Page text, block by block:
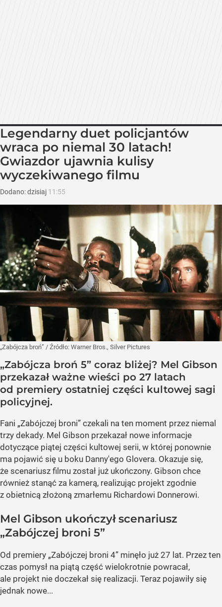
Legendarny duet policjantów
wraca po niemal 30 latach!
Gwiazdor ujawnia kulisy
wyczekiwanego filmu
Dodano:dzisiaj 11:55
„Zabójcza broń” / Źródło: Warner Bros., Silver Pictures
„Zabójcza broń 5” coraz bliżej? Mel Gibson
przekazał ważne wieści po 27 latach
od premiery ostatniej części kultowej sagi
policyjnej.
Fani „Zabójczej broni” czekali na ten moment przez niemal
trzy dekady. Mel Gibson przekazał nowe informacje
dotyczące piątej części kultowej serii, w której ponownie
ma pojawić się u boku Danny'ego Glovera. Okazuje się,
że scenariusz filmu został już ukończony. Gibson chce
również stanąć za kamerą, realizując projekt zgodnie
z obietnicą złożoną zmarłemu Richardowi Donnerowi.
Mel Gibson ukończył scenariusz
„Zabójczej broni 5”
Od premiery „Zabójczej broni 4” minęło już 27 lat. Przez ten
czas pomysł na piątą część wielokrotnie powracał,
ale projekt nie doczekał się realizacji. Teraz pojawiły się
jednak nowe...